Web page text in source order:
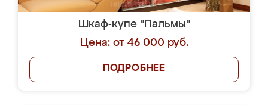
Шкаф-купе "Пальмы"
Цена: от 46 000 руб.
ПОДРОБНЕЕ